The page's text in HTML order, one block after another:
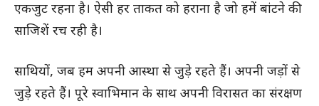
एकजुट रहना है। ऐसी हर ताकत को हराना है जो हमें बांटने की
साजिशें रच रही है।
साथियों, जब हम अपनी आस्था से जुड़े रहते हैं। अपनी जड़ों से
जुड़े रहते हैं। पूरे स्वाभिमान के साथ अपनी विरासत का संरक्षण